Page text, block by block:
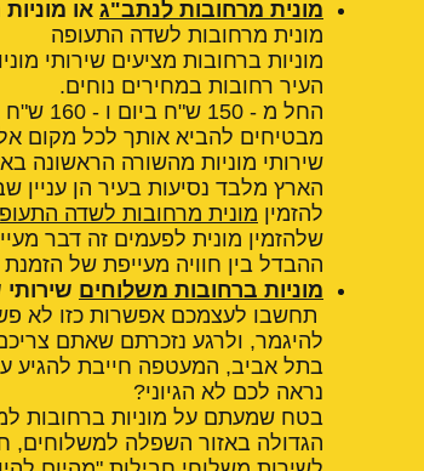
מונית מרחובות לנתב"ג או
מונית מרחובות לשדה התעופה
מוניות ברחובות מציעים שירותי
העיר רחובות במחירים נוחים.
החל מ
מבטיחים להביא אותך לכל מקום
שירותי מוניות מהשורה הראשונה
הארץ מלבד נסיעות בעיר הן עניין
להזמין מונית מרחובות לשדה
שלהזמין מונית לפעמים זה דבר
ההבדל בין חוויה מעייפת של הזמנת
מוניות ברחובות משלוחים
תחשבו לעצמכם אפשרות כזו לא
להיגמר, ולרגע נזכרתם שאתם
בתל אביב, המעטפה חייבת להגיע
נראה לכם לא הגיוני?
בטח שמעתם על מוניות ברחובות
הגדולה באזור השפלה למשלוחים,